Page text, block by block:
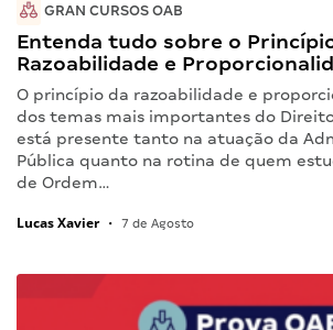
GRAN CURSOS OAB
Entenda tudo sobre o
Razoabilidade e
O princípio da razoabilidade e
dos temas mais importantes do
está presente tanto na atuação da
Pública quanto na rotina de quem
de Ordem…
Lucas Xavier • 7 de Agosto